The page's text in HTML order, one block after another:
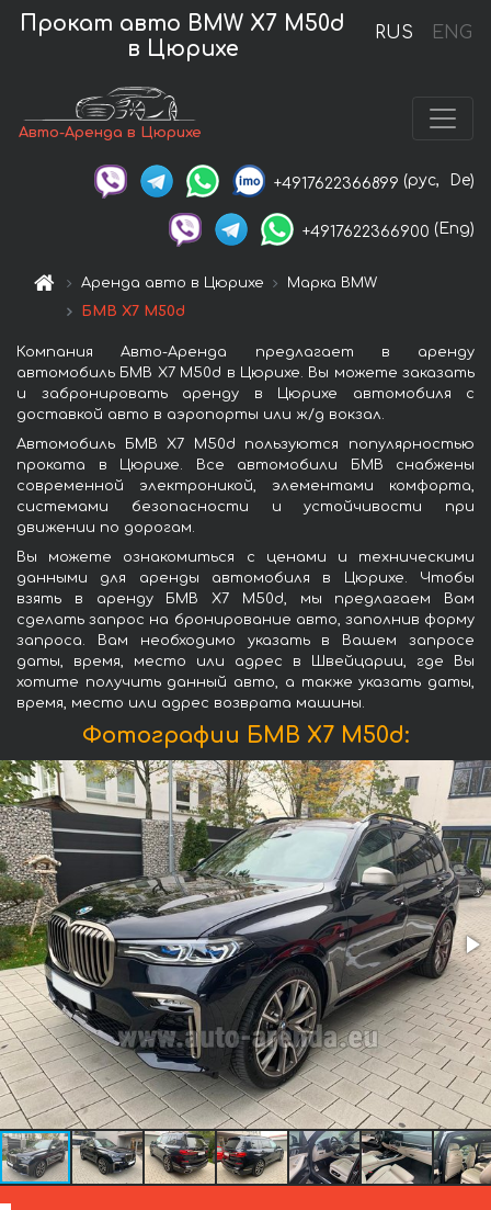
RUS ENG
Прокат авто BMW X7 M50d
в Цюрихе
Авто-Аренда в Цюрихе
+4917622366899 (рус, De)
+4917622366900 (Eng)
Аренда авто в Цюрихе
Марка BMW
БМВ X7 M50d
Компания Авто-Аренда предлагает в аренду
автомобиль БМВ X7 M50d в Цюрихе. Вы можете заказать
и забронировать аренду в Цюрихе автомобиля с
доставкой авто в аэропорты или ж/д вокзал.
Автомобиль БМВ X7 M50d пользуются популярностью
проката в Цюрихе. Все автомобили БМВ снабжены
современной электроникой, элементами комфорта,
системами безопасности и устойчивости при
движении по дорогам.
Вы можете ознакомиться с ценами и техническими
данными для аренды автомобиля в Цюрихе. Чтобы
взять в аренду БМВ X7 M50d, мы предлагаем Вам
сделать запрос на бронирование авто, заполнив форму
запроса. Вам необходимо указать в Вашем запросе
даты, время, место или адрес в Швейцарии, где Вы
хотите получить данный авто, а также указать даты,
время, место или адрес возврата машины.
Фотографии БМВ X7 M50d: